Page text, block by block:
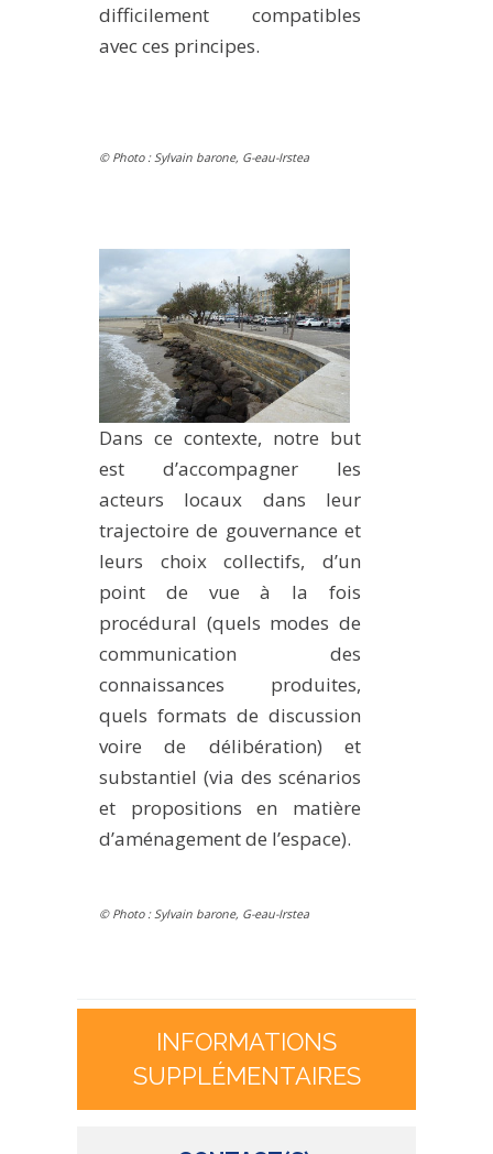
difficilement compatibles
avec ces principes.
© Photo : Sylvain barone, G-eau-Irstea
Dans ce contexte, notre but
est d’accompagner les
acteurs locaux dans leur
trajectoire de gouvernance et
leurs choix collectifs, d’un
point de vue à la fois
procédural (quels modes de
communication des
connaissances produites,
quels formats de discussion
voire de délibération) et
substantiel (via des scénarios
et propositions en matière
d’aménagement de l’espace).
© Photo : Sylvain barone, G-eau-Irstea
INFORMATIONS
SUPPLÉMENTAIRES